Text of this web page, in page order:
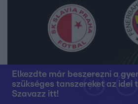
Elkezdte már beszerezni a
szükséges tanszereket az idei
Szavazz itt!
UEFA
2022. február 25. 17:35